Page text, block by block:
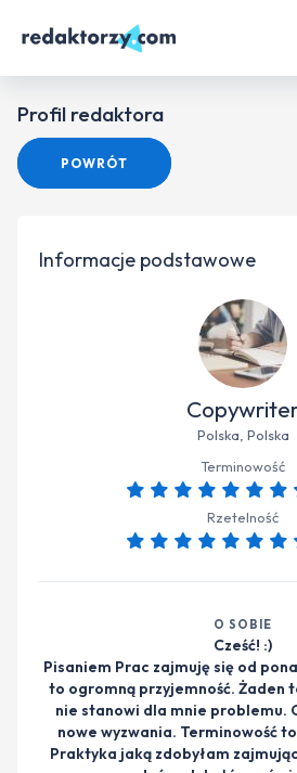
Profil redaktora
POWRÓT
Informacje podstawowe
Polska, Polska
Terminowość
Rzetelność
O SOBIE
Cześć! :)
Pisaniem Prac zajmuję się od
to ogromną przyjemność. Żaden
nie stanowi dla mnie problemu.
nowe wyzwania. Terminowość
Praktyka jaką zdobyłam